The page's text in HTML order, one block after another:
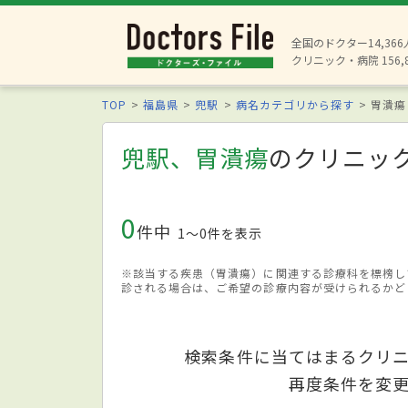
全国のドクター14,366
クリニック・病院
TOP 福島県 兜駅 病名カテゴリから探す 胃潰
兜駅、胃潰瘍のクリニッ
0件中 1〜0件を表示
※該当する疾患（胃潰瘍）に関連する診療科を標榜
診される場合は、ご希望の診療内容が受けられるか
検索条件に当てはまるクリ
再度条件を変